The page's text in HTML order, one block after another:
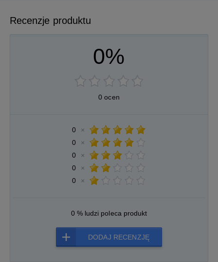
Recenzje produktu
0%
0 ocen
0
×
0
×
0
×
0
×
0
×
0 % ludzi poleca produkt
DODAJ RECENZJĘ